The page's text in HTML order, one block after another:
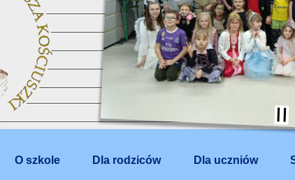
O szkole Dla rodziców Dla uczniów